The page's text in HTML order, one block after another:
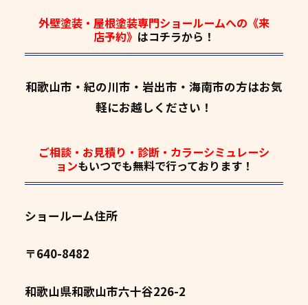
外壁塗装・屋根塗装専門ショールームへの《来
店予約》 はコチラから！
和歌山市・紀の川市・岩出市・海南市の方はお気
軽にお越しください！
ご相談・お見積り・診断・カラーシミュレーシ
ョンもいつでも無料で行っております！
ショールーム住所
〒640-8482
和歌山県和歌山市六十谷226-2